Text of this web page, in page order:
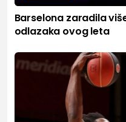
Barselona zaradila
odlazaka ovog leta